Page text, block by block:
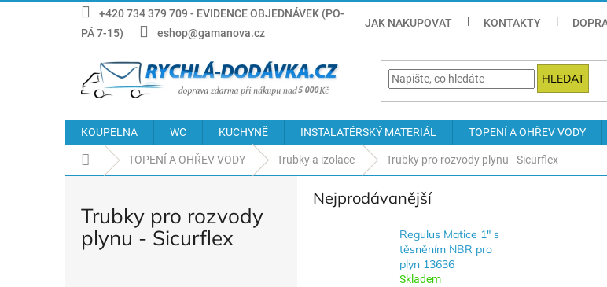
Přejít
+420 734 379 709 - EVIDENCE OBJEDNÁVEK (PO-
PÁ 7-15)
eshop@gamanova.cz
JAK NAKUPOVAT KONTAKTY
HLEDAT
KOUPELNA WC KUCHYNĚ INSTALATÉRSKÝ MATERIÁL TOPENÍ A OHŘEV VODY
Domů TOPENÍ A OHŘEV VODY Trubky a izolace Trubky pro rozvody plynu - Sicurflex
Trubky pro rozvody
plynu - Sicurflex
Nejprodávanější
Regulus Matice 1" s
těsněním NBR pro
plyn 13636
Skladem